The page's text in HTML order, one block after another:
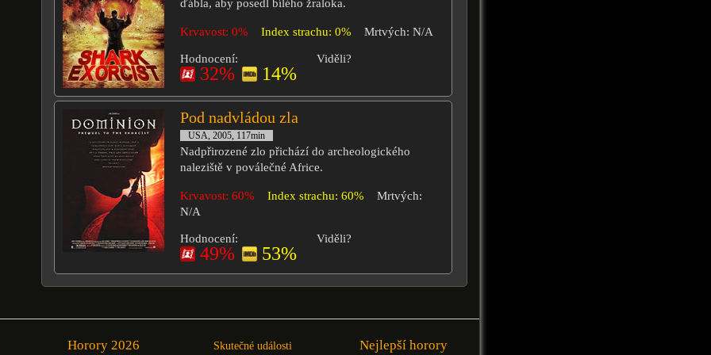
ďábla, aby posedl bílého žraloka.
Krvavost: 0% Index strachu: 0% Mrtvých: N/A
Hodnocení:
32% 14%
Viděli?
Pod nadvládou zla
USA, 2005, 117min
Nadpřirozené zlo přichází do archeologického
naleziště v poválečné Africe.
Krvavost: 60% Index strachu: 60%
Mrtvých:
N/A
Hodnocení:
49% 53%
Viděli?
Horory 2026 Skutečné události Nejlepší horory